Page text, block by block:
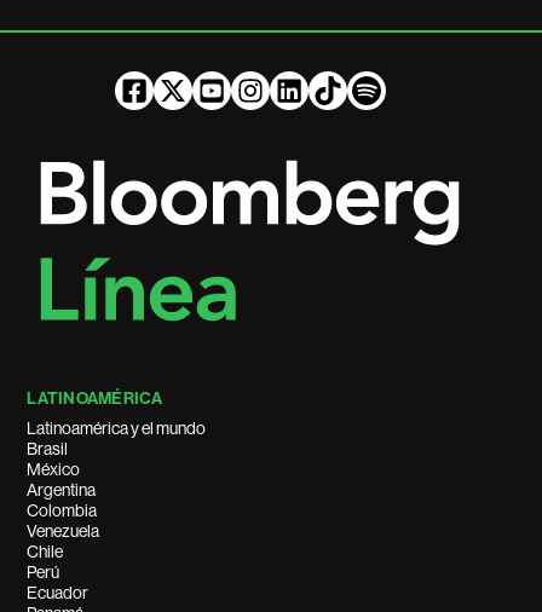
LATINOAMÉRICA
Latinoamérica y el mundo
Brasil
México
Argentina
Colombia
Venezuela
Chile
Perú
Ecuador